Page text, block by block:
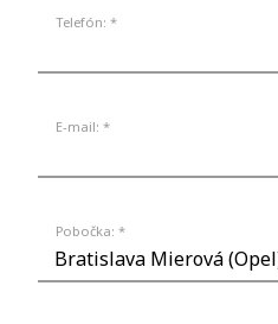
Telefón: *
E-mail: *
Pobočka: *